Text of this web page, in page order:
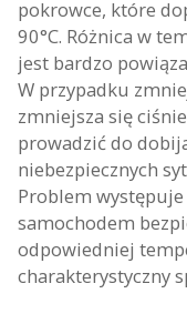
pokrowce, które
90°C. Różnica w
jest bardzo
W przypadku
zmniejsza się
prowadzić do
niebezpiecznych
Problem występuje
samochodem
odpowiedniej
charakterystyczny